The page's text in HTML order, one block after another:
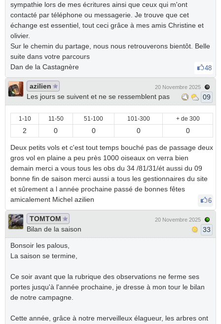
sympathie lors de mes écritures ainsi que ceux qui m'ont
contacté par téléphone ou messagerie. Je trouve que cet
échange est essentiel, tout ceci grâce à mes amis Christine et
olivier.
Sur le chemin du partage, nous nous retrouverons bientôt. Belle
suite dans votre parcours
Dan de la Castagnère
48
azilien
Les jours se suivent et ne se ressemblent pas
20 Novembre 2025
09
1-10 11-50 51-100 101-300 + de 300
2 0 0 0 0
Deux petits vols et c'est tout temps bouché pas de passage deux
gros vol en plaine a peu près 1000 oiseaux on verra bien
demain merci a vous tous les obs du 34 /81/31/ét aussi du 09
bonne fin de saison merci aussi a tous les gestionnaires du site
et sûrement a l année prochaine passé de bonnes fêtes
amicalement Michel azilien
6
TOMTOM
Bilan de la saison
20 Novembre 2025
33
Bonsoir les palous,
La saison se termine,
Ce soir avant que la rubrique des observations ne ferme ses
portes jusqu'à l'année prochaine, je dresse à mon tour le bilan
de notre campagne.
Cette année, grâce à notre merveilleux élagueur, les arbres ont